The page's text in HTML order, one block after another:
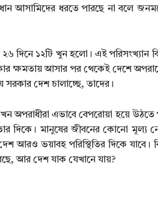
আসামিদের ধরতে পারছে না বলে
দিনে ১২টি খুন হলো। এই পরিসংখ্যান
আসার পর থেকেই দেশে অপরাধের
সরকার দেশ চালাচ্ছে, তাদের।
এভাবে বেপরোয়া হয়ে উঠতে
দিকে। মানুষের জীবনের কোনো মূল্য
আরও ভয়াবহ পরিস্থিতির দিকে যাবে।
আর দেশ যাক যেখানে যায়?